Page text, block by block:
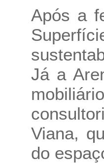
Após a
Já a
Viana,
do